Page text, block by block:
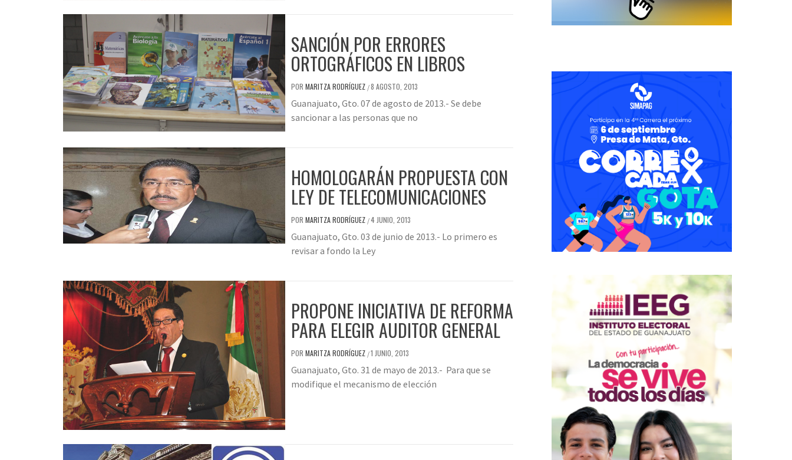
SANCIÓN POR ERRORES
ORTOGRÁFICOS EN LIBROS
POR MARITZA RODRÍGUEZ /8 AGOSTO, 2013
Guanajuato, Gto. 07 de agosto de 2013.- Se debe
sancionar a las personas que no
HOMOLOGARÁN PROPUESTA CON
LEY DE TELECOMUNICACIONES
POR MARITZA RODRÍGUEZ /4 JUNIO, 2013
Guanajuato, Gto. 03 de junio de 2013.- Lo primero es
revisar a fondo la Ley
PROPONE INICIATIVA DE REFORMA
PARA ELEGIR AUDITOR GENERAL
POR MARITZA RODRÍGUEZ /1 JUNIO, 2013
Guanajuato, Gto. 31 de mayo de 2013.- Para que se
modifique el mecanismo de elección